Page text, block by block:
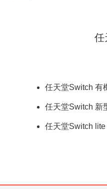
任
任天堂Switch 有
任天堂Switch 新
任天堂Switch